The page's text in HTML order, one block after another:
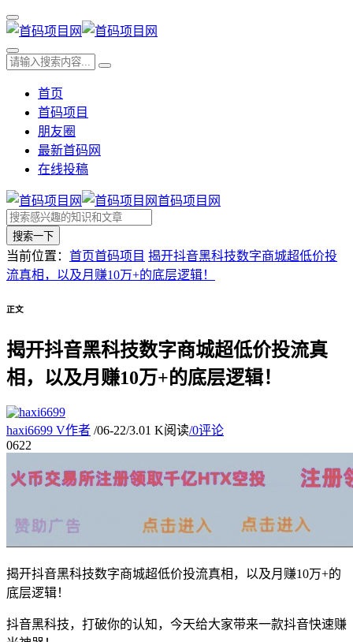
首页
首码项目
朋友圈
最新首码网
在线投稿
首码项目网
搜索一下
当前位置： 首页首码项目 揭开抖音黑科技数字商城超低价投
流真相，以及月赚10万+的底层逻辑！
正文
揭开抖音黑科技数字商城超低价投流真
相，以及月赚10万+的底层逻辑！
haxi6699 V作者 /06-22/3.01 K阅读/0评论
0622
揭开抖音黑科技数字商城超低价投流真相，以及月赚10万+的
底层逻辑！
抖音黑科技，打破你的认知，今天给大家带来一款抖音快速赚